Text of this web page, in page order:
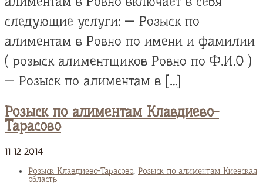
следующие услуги: — Розыск по
алиментам в Ровно по имени и фамилии
( розыск алиментщиков Ровно по Ф.И.О )
— Розыск по алиментам в […]
Розыск по алиментам Клавдиево-
Тарасово
11 12 2014
Розыск Клавдиево-Тарасово, Розыск по алиментам Киевская
область